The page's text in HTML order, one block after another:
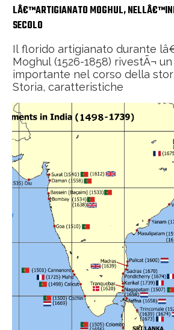
LÂ€™ARTIGIANATO MOGHUL,
SECOLO
Il florido artigianato durante
Moghul (1526-1858) rivestÃ¬
importante nel corso della
Storia, caratteristiche